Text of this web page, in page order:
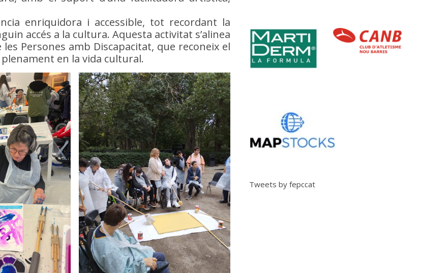
enriquidora i accessible, tot recordant la
accés a la cultura. Aquesta activitat s’alinea
Persones amb Discapacitat, que reconeix el
en la vida cultural.
Tweets by fepccat